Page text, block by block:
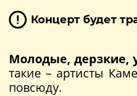
Концерт будет
Молодые, дерзкие,
такие – артисты
повсюду.